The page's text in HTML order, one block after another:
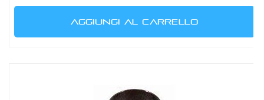
AGGIUNGI AL CARRELLO